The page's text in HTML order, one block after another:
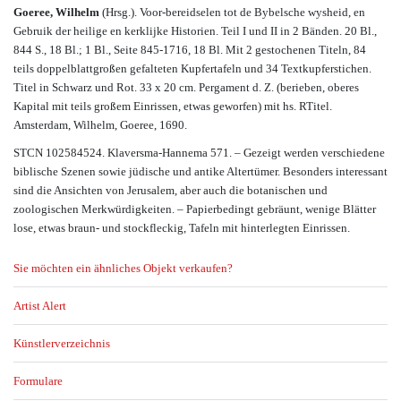
Goeree, Wilhelm (Hrsg.). Voor-bereidselen tot de Bybelsche wysheid, en
Gebruik der heilige en kerklijke Historien. Teil I und II in 2 Bänden. 20 Bl.,
844 S., 18 Bl.; 1 Bl., Seite 845-1716, 18 Bl. Mit 2 gestochenen Titeln, 84
teils doppelblattgroßen gefalteten Kupfertafeln und 34 Textkupferstichen.
Titel in Schwarz und Rot. 33 x 20 cm. Pergament d. Z. (berieben, oberes
Kapital mit teils großem Einrissen, etwas geworfen) mit hs. RTitel.
Amsterdam, Wilhelm, Goeree, 1690.
STCN 102584524. Klaversma-Hannema 571. – Gezeigt werden verschiedene
biblische Szenen sowie jüdische und antike Altertümer. Besonders interessant
sind die Ansichten von Jerusalem, aber auch die botanischen und
zoologischen Merkwürdigkeiten. – Papierbedingt gebräunt, wenige Blätter
lose, etwas braun- und stockfleckig, Tafeln mit hinterlegten Einrissen.
Sie möchten ein ähnliches Objekt verkaufen?
Artist Alert
Künstlerverzeichnis
Formulare